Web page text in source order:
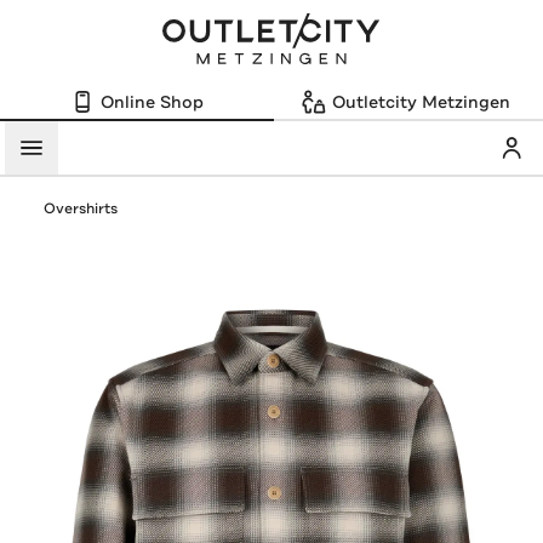
Online Shop Outletcity Metzingen
Menü
Overshirts